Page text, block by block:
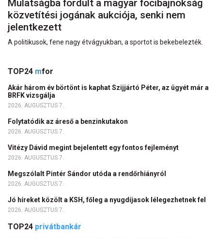
Mulatságba fordult a magyar focibajnokság
közvetítési jogának aukciója, senki nem
jelentkezett
A politikusok, fene nagy étvágyukban, a sportot is bekebelezték.
TOP24 mfor
Akár három év börtönt is kaphat Szijjártó Péter, az ügyét már a
BRFK vizsgálja
2026. AUGUSZTUS 7.
Folytatódik az áreső a benzinkutakon
2026. AUGUSZTUS 7.
Vitézy Dávid megint bejelentett egy fontos fejleményt
2026. AUGUSZTUS 7.
Megszólalt Pintér Sándor utóda a rendőrhiányról
2026. AUGUSZTUS 7.
Jó híreket közölt a KSH, főleg a nyugdíjasok lélegezhetnek fel
2026. AUGUSZTUS 7.
TOP24 privátbankár